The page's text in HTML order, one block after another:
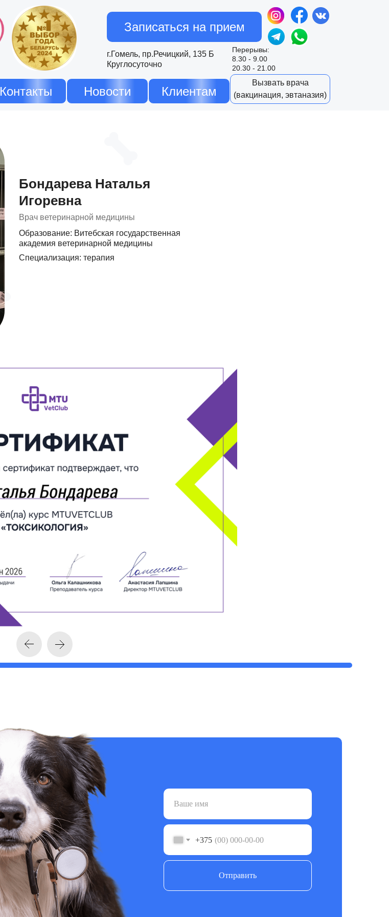
Записаться на прием
Вызвать врача
(вакцинация, эвтаназия)
Контакты Новости Клиентам
г.Гомель, пр.Речицкий, 135 Б
Круглосуточно
Перерывы:
8.30 - 9.00
20.30 - 21.00
Специализация: терапия
Образование: Витебская государственная
академия ветеринарной медицины
Врач ветеринарной медицины
Бондарева Наталья
Игоревна
+375
Отправить